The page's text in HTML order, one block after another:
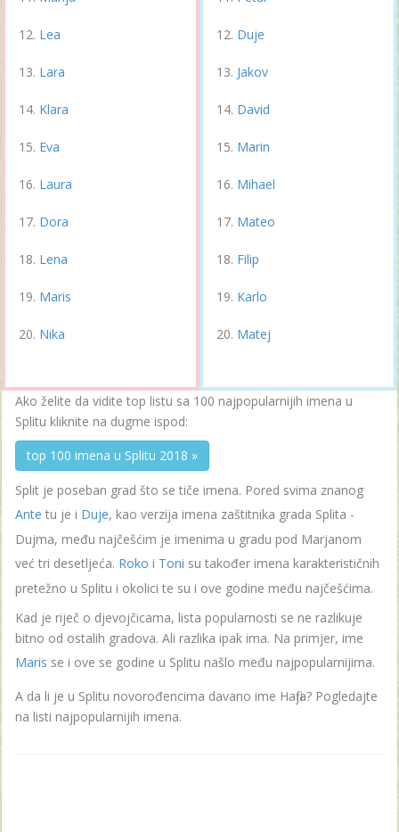
Lea
Lara
Klara
Eva
Laura
Dora
Lena
Maris
Nika
Duje
Jakov
David
Marin
Mihael
Mateo
Filip
Karlo
Matej
Ako želite da vidite top listu sa 100 najpopularnijih imena u
Splitu kliknite na dugme ispod:
top 100 imena u Splitu 2018 »
Split je poseban grad što se tiče imena. Pored svima znanog
Ante tu je i Duje, kao verzija imena zaštitnika grada Splita -
Dujma, među najčešćim je imenima u gradu pod Marjanom
već tri desetljeća. Roko i Toni su također imena karakterističnih
pretežno u Splitu i okolici te su i ove godine među najčešćima.
Kad je riječ o djevojčicama, lista popularnosti se ne razlikuje
bitno od ostalih gradova. Ali razlika ipak ima. Na primjer, ime
Maris se i ove se godine u Splitu našlo među najpopularnijima.
A da li je u Splitu novorođencima davano ime Hafija? Pogledajte
na listi najpopularnijih imena.